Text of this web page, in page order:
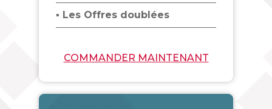
▪ Les Offres doublées
COMMANDER MAINTENANT